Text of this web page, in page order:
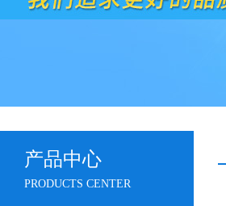
产品中心
PRODUCTS CENTER